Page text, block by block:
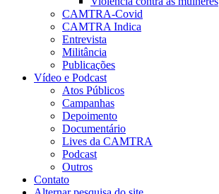
CAMTRA-Covid
CAMTRA Indica
Entrevista
Militância
Publicações
Vídeo e Podcast
Atos Públicos
Campanhas
Depoimento
Documentário
Lives da CAMTRA
Podcast
Outros
Contato